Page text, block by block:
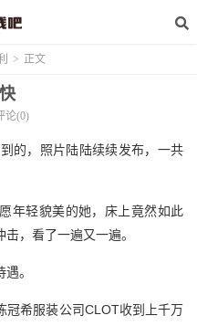
> 正文
论(0)
的，照片陆陆续续发布，一共
年轻貌美的她，床上竟然如此
，看了一遍又一遍。
。
冠希服装公司CLOT收到上千万